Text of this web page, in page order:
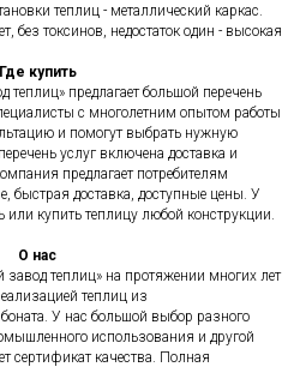
теплиц - металлический каркас.
без токсинов, недостаток один - высокая
Где купить
предлагает большой перечень
с многолетним опытом работы
и помогут выбрать нужную
услуг включена доставка и
предлагает потребителям
доставка, доступные цены. У
или купить теплицу любой конструкции.
О нас
теплиц» на протяжении многих лет
теплиц из
У нас большой выбор разного
использования и другой
сертификат качества. Полная